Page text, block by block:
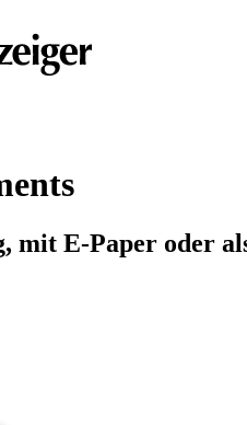
mit E-Paper oder